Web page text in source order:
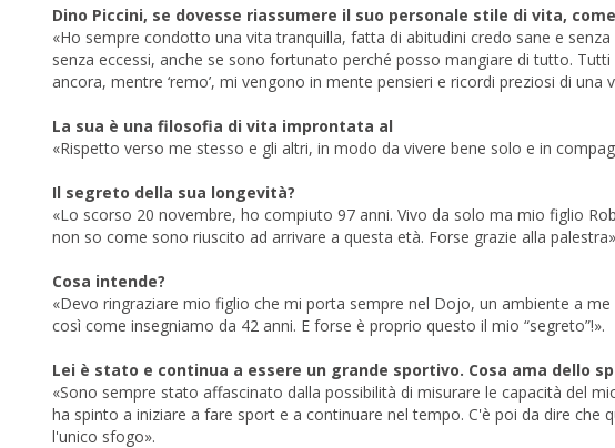
Dino Piccini, se dovesse riassumere il suo personale stile di vita,
«Ho sempre condotto una vita tranquilla, fatta di abitudini credo sane e
senza eccessi, anche se sono fortunato perché posso mangiare di tutto.
ancora, mentre ‘remo’, mi vengono in mente pensieri e ricordi preziosi di una
La sua è una filosofia di vita improntata al
«Rispetto verso me stesso e gli altri, in modo da vivere bene solo e in
Il segreto della sua longevità?
«Lo scorso 20 novembre, ho compiuto 97 anni. Vivo da solo ma mio figlio
non so come sono riuscito ad arrivare a questa età. Forse grazie alla
Cosa intende?
«Devo ringraziare mio figlio che mi porta sempre nel Dojo, un ambiente a
così come insegniamo da 42 anni. E forse è proprio questo il mio “segreto”!».
Lei è stato e continua a essere un grande sportivo. Cosa ama dello
«Sono sempre stato affascinato dalla possibilità di misurare le capacità del
ha spinto a iniziare a fare sport e a continuare nel tempo. C'è poi da dire
l'unico sfogo».